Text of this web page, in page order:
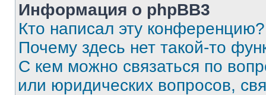
Информация о phpBB3
Кто написал эту конференцию?
Почему здесь нет такой-то
С кем можно связаться по
или юридических вопросов,